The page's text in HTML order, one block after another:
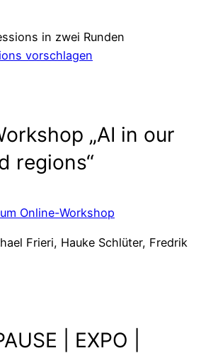
in zwei Runden
vorschlagen
„AI in our
regions“
Online-Workshop
Frieri, Hauke Schlüter, Fredrik
| EXPO |